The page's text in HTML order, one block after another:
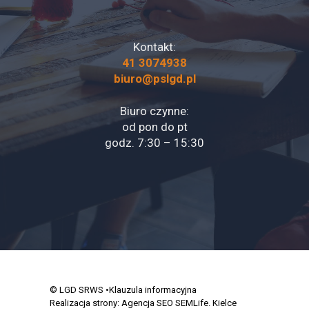
Kontakt:
41 3074938
biuro@pslgd.pl
Biuro czynne:
od pon do pt
godz. 7:30 – 15:30
© LGD SRWS •Klauzula informacyjna
Realizacja strony: Agencja SEO SEMLife. Kielce